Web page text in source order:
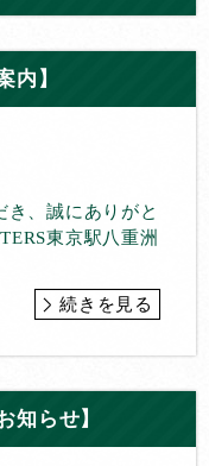
内】
き、誠にありがと
東京駅八重洲
続きを見る
知らせ】